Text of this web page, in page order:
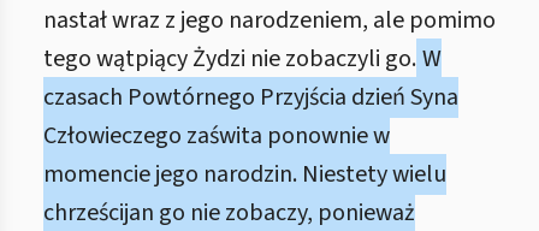
nastał wraz z jego narodzeniem, ale pomimo
tego wątpiący Żydzi nie zobaczyli go.W
czasach Powtórnego Przyjścia dzień Syna
Człowieczego zaświta ponownie w
momencie jego narodzin. Niestety wielu
chrześcijan go nie zobaczy, ponieważ